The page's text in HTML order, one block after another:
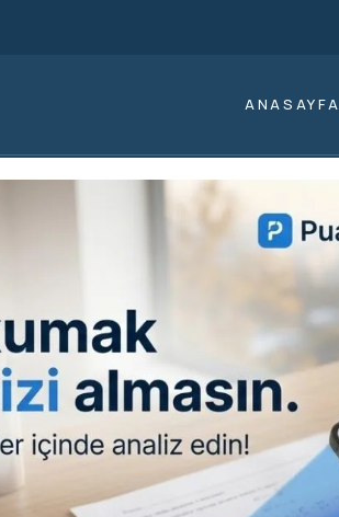
ANASAYFA